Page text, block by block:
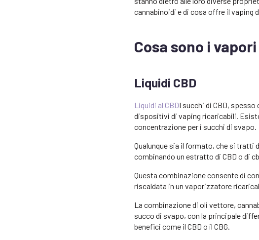
cannabinoidi e di cosa offre il vaping
Cosa sono i
Liquidi CBD
Liquidi al CBDI succhi di CBD,
dispositivi di vaping ricaricabili.
concentrazione per i succhi di svapo.
Qualunque sia il formato, che si tratti
combinando un estratto di CBD o di
Questa combinazione consente di
riscaldata in un vaporizzatore
La combinazione di oli vettore,
succo di svapo, con la principale
benefici come il CBD o il CBG.